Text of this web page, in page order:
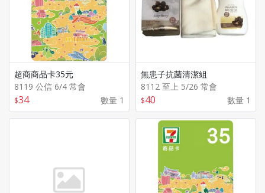
超商商品卡35元
8119 公信 6/4 常會
34 數量 1
無患子抗菌清潔組
8112 至上 5/26 常會
40 數量 1